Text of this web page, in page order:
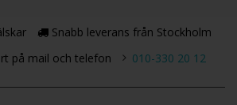
Snabb leverans från Stockholm
på mail och telefon
010-330 20 12